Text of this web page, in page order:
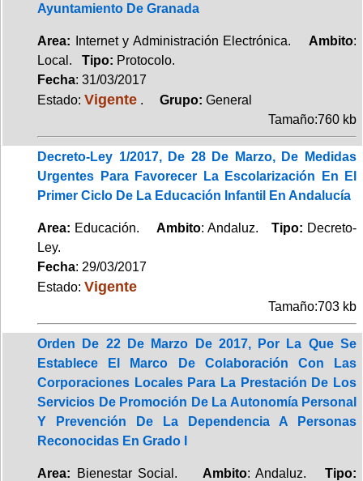
Ayuntamiento De Granada
Area: Internet y Administración Electrónica. Ambito:
Local. Tipo: Protocolo.
Fecha: 31/03/2017
Estado: Vigente . Grupo: General
Tamaño:760 kb
Decreto-Ley 1/2017, De 28 De Marzo, De Medidas
Urgentes Para Favorecer La Escolarización En El
Primer Ciclo De La Educación Infantil En Andalucía
Area: Educación. Ambito: Andaluz. Tipo: Decreto-
Ley.
Fecha: 29/03/2017
Estado: Vigente
Tamaño:703 kb
Orden De 22 De Marzo De 2017, Por La Que Se
Establece El Marco De Colaboración Con Las
Corporaciones Locales Para La Prestación De Los
Servicios De Promoción De La Autonomía Personal
Y Prevención De La Dependencia A Personas
Reconocidas En Grado I
Area: Bienestar Social. Ambito: Andaluz.Tipo: